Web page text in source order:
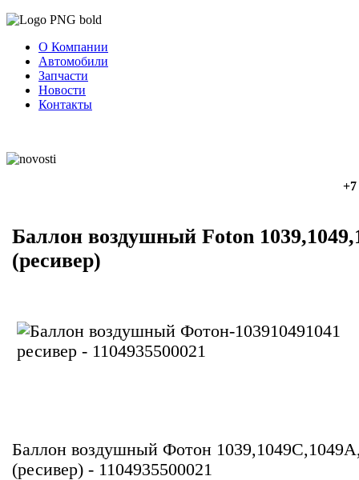
О Компании
Автомобили
Запчасти
Новости
Контакты
+7
Баллон воздушный Foton
(ресивер)
Баллон воздушный Фотон
(ресивер) - 1104935500021